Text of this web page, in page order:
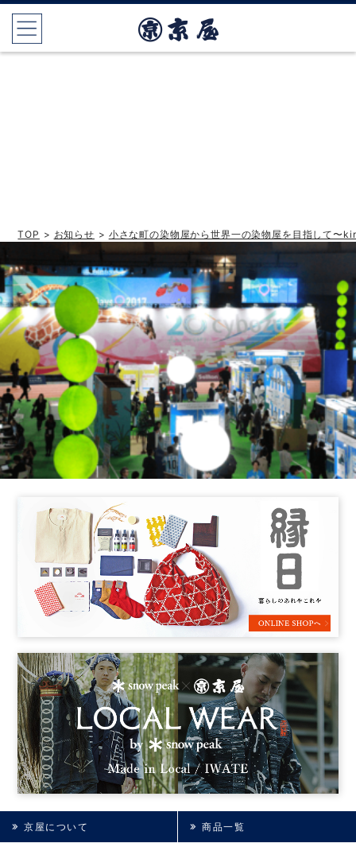
TOP > お知らせ > 小さな町の染物屋から世界一の染物屋を目指して〜
京屋について 商品一覧